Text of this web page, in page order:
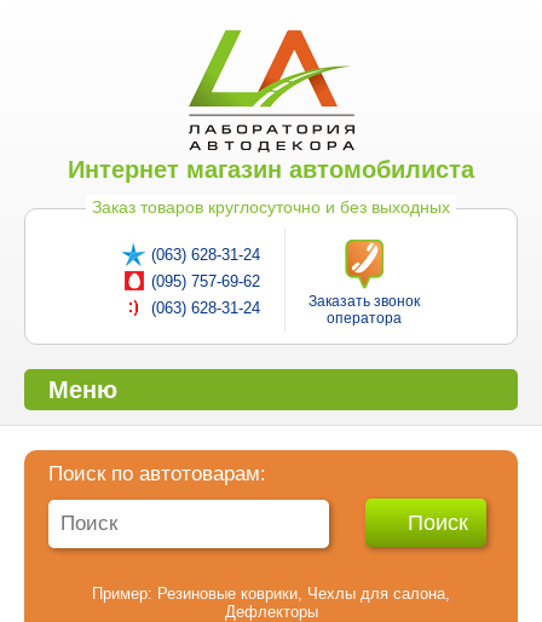
Интернет магазин автомобилиста
Заказ товаров круглосуточно и без выходных
(063) 628-31-24
(095) 757-69-62
(063) 628-31-24
Заказать звонок
оператора
Меню
Поиск по автотоварам:
Пример: Резиновые коврики Чехлы для салона
Дефлекторы